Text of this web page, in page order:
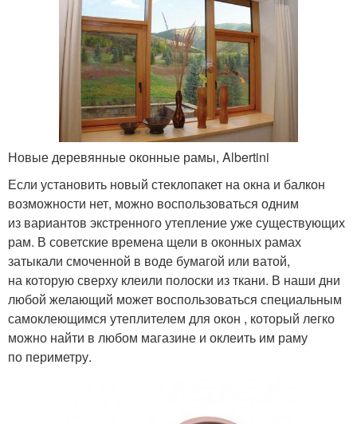
Новые деревянные оконные рамы, Albertini
Если установить новый стеклопакет на окна и балкон
возможности нет, можно воспользоваться одним
из вариантов экстренного утепление уже существующих
рам. В советские времена щели в оконных рамах
затыкали смоченной в воде бумагой или ватой,
на которую сверху клеили полоски из ткани. В наши дни
любой желающий может воспользоваться специальным
самоклеющимся утеплителем для окон , который легко
можно найти в любом магазине и оклеить им раму
по периметру.